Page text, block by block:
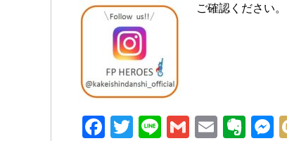
ご確認ください
F
T
Li
G
E
E